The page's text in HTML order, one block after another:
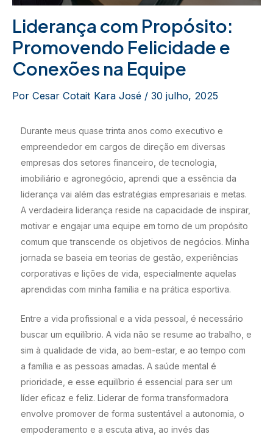
Liderança com Propósito:
Promovendo Felicidade e
Conexões na Equipe
Por Cesar Cotait Kara José / 30 julho, 2025
Durante meus quase trinta anos como executivo e
empreendedor em cargos de direção em diversas
empresas dos setores financeiro, de tecnologia,
imobiliário e agronegócio, aprendi que a essência da
liderança vai além das estratégias empresariais e metas.
A verdadeira liderança reside na capacidade de inspirar,
motivar e engajar uma equipe em torno de um propósito
comum que transcende os objetivos de negócios. Minha
jornada se baseia em teorias de gestão, experiências
corporativas e lições de vida, especialmente aquelas
aprendidas com minha família e na prática esportiva.
Entre a vida profissional e a vida pessoal, é necessário
buscar um equilíbrio. A vida não se resume ao trabalho, e
sim à qualidade de vida, ao bem-estar, e ao tempo com
a família e as pessoas amadas. A saúde mental é
prioridade, e esse equilíbrio é essencial para ser um
líder eficaz e feliz. Liderar de forma transformadora
envolve promover de forma sustentável a autonomia, o
empoderamento e a escuta ativa, ao invés das